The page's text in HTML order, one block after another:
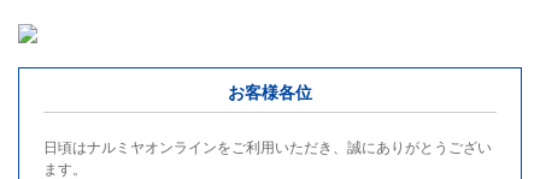
お客様各位
日頃はナルミヤオンラインをご利用いただき、誠にありがとうござい
ます。